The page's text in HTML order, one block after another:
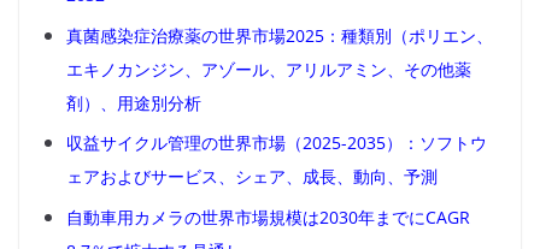
真菌感染症治療薬の世界市場2025：種類別（ポリエン、
エキノカンジン、アゾール、アリルアミン、その他薬
剤）、用途別分析
収益サイクル管理の世界市場（2025-2035）：ソフトウ
ェアおよびサービス、シェア、成長、動向、予測
自動車用カメラの世界市場規模は2030年までにCAGR